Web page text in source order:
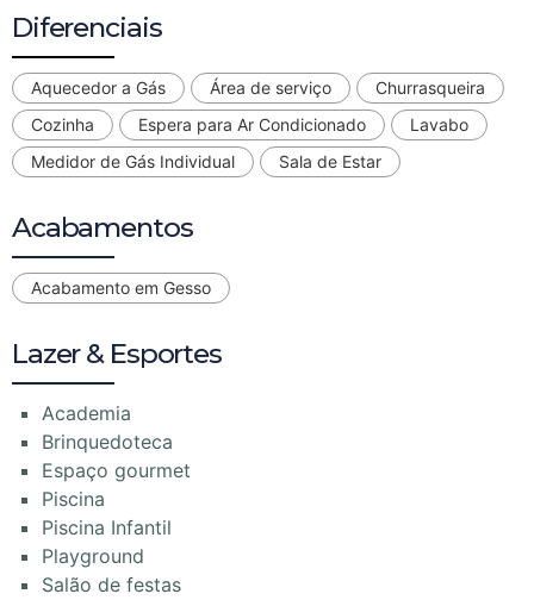
Diferenciais
Aquecedor a Gás Área de serviço
Churrasqueira
Cozinha
Espera para Ar Condicionado
Lavabo
Medidor de Gás Individual
Sala de Estar
Acabamentos
Acabamento em Gesso
Lazer & Esportes
Academia
Brinquedoteca
Espaço gourmet
Piscina
Piscina Infantil
Playground
Salão de festas